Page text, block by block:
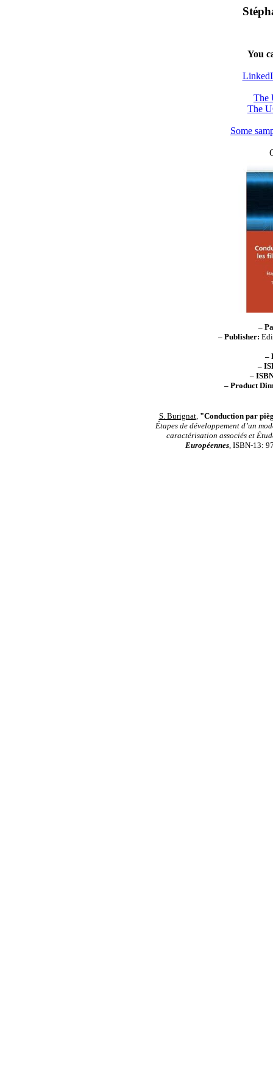
You
The
The
Some
–
– Publisher:
–
–
–
– Product
S. Burignat, "Conduction par
Étapes de développement d’un
caractérisation associés et
Européennes, ISBN-13: